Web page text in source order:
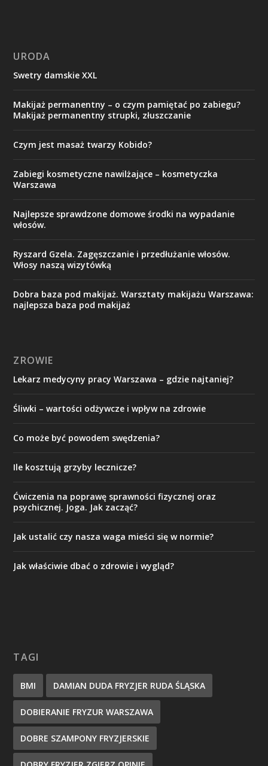
URODA
Swetry damskie XXL
Makijaż permanentny – o czym pamiętać po zabiegu?
Makijaż permanentny strupki, złuszczanie
Czym jest masaż twarzy Kobido?
Zabiegi kosmetyczne nawilżające – kosmetyczka
Warszawa
Najlepsze sprawdzone domowe środki na wypadanie
włosów.
Ryszard Gzela. Zagęszczanie i przedłużanie włosów.
Włosy naszą wizytówką
Dobra baza pod makijaż. Warsztaty makijażu Warszawa:
najlepsza baza pod makijaż
ZROWIE
Lekarz medycyny pracy Warszawa – gdzie najtaniej?
Śliwki – wartości odżywcze i wpływ na zdrowie
Co może być powodem swędzenia?
Ile kosztują grzyby lecznicze?
Ćwiczenia na poprawę sprawności fizycznej oraz
psychicznej. Joga. Jak zacząć?
Jak ustalić czy nasza waga mieści się w normie?
Jak właściwie dbać o zdrowie i wygląd?
TAGI
BMI DAMIAN DUDA FRYZJER RUDA ŚLĄSKA
DOBIERANIE FRYZUR WARSZAWA
DOBRE SZAMPONY FRYZJERSKIE